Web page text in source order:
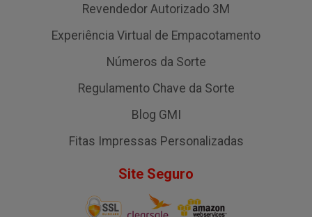
Revendedor Autorizado 3M
Experiência Virtual de Empacotamento
Números da Sorte
Regulamento Chave da Sorte
Blog GMI
Fitas Impressas Personalizadas
Site Seguro